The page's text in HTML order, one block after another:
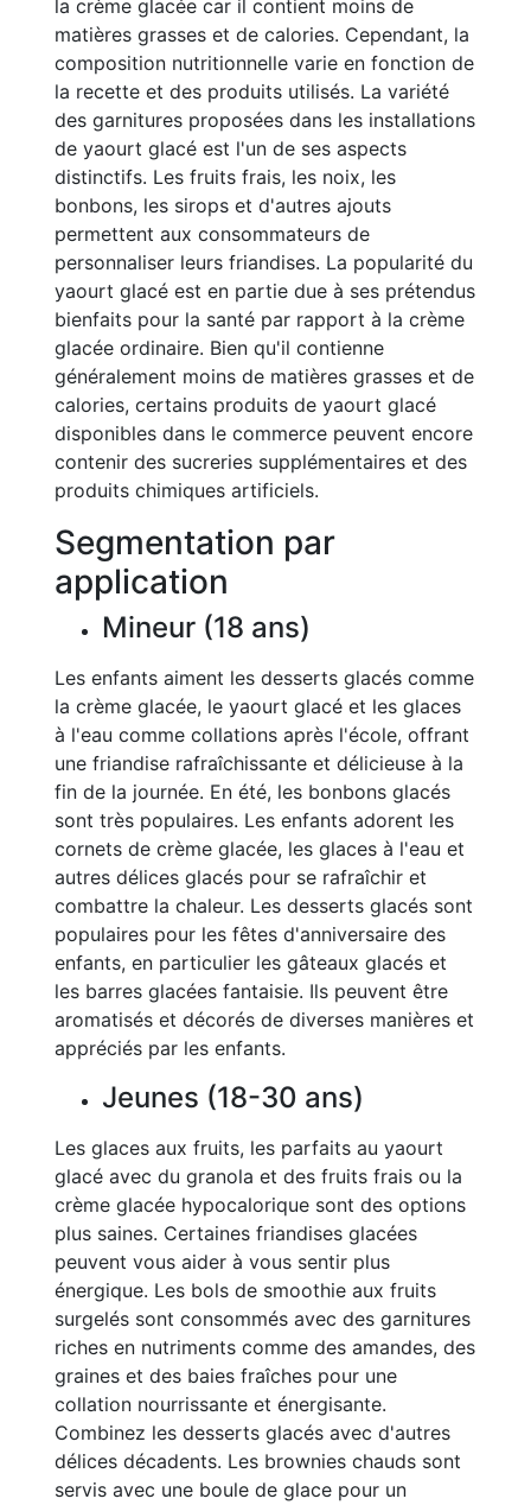
la crème glacée car il contient moins de
matières grasses et de calories. Cependant, la
composition nutritionnelle varie en fonction de
la recette et des produits utilisés. La variété
des garnitures proposées dans les installations
de yaourt glacé est l'un de ses aspects
distinctifs. Les fruits frais, les noix, les
bonbons, les sirops et d'autres ajouts
permettent aux consommateurs de
personnaliser leurs friandises. La popularité du
yaourt glacé est en partie due à ses prétendus
bienfaits pour la santé par rapport à la crème
glacée ordinaire. Bien qu'il contienne
généralement moins de matières grasses et de
calories, certains produits de yaourt glacé
disponibles dans le commerce peuvent encore
contenir des sucreries supplémentaires et des
produits chimiques artificiels.
Segmentation par
application
Mineur (18 ans)
Les enfants aiment les desserts glacés comme
la crème glacée, le yaourt glacé et les glaces
à l'eau comme collations après l'école, offrant
une friandise rafraîchissante et délicieuse à la
fin de la journée. En été, les bonbons glacés
sont très populaires. Les enfants adorent les
cornets de crème glacée, les glaces à l'eau et
autres délices glacés pour se rafraîchir et
combattre la chaleur. Les desserts glacés sont
populaires pour les fêtes d'anniversaire des
enfants, en particulier les gâteaux glacés et
les barres glacées fantaisie. Ils peuvent être
aromatisés et décorés de diverses manières et
appréciés par les enfants.
Jeunes (18-30 ans)
Les glaces aux fruits, les parfaits au yaourt
glacé avec du granola et des fruits frais ou la
crème glacée hypocalorique sont des options
plus saines. Certaines friandises glacées
peuvent vous aider à vous sentir plus
énergique. Les bols de smoothie aux fruits
surgelés sont consommés avec des garnitures
riches en nutriments comme des amandes, des
graines et des baies fraîches pour une
collation nourrissante et énergisante.
Combinez les desserts glacés avec d'autres
délices décadents. Les brownies chauds sont
servis avec une boule de glace pour un